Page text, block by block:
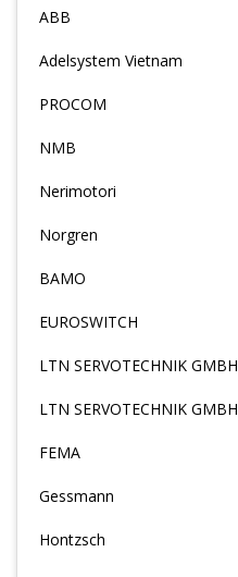
ABB
Adelsystem Vietnam
PROCOM
NMB
Nerimotori
Norgren
BAMO
EUROSWITCH
LTN SERVOTECHNIK GMBH
LTN SERVOTECHNIK GMBH
FEMA
Gessmann
Hontzsch